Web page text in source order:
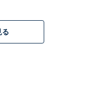
しています。
る